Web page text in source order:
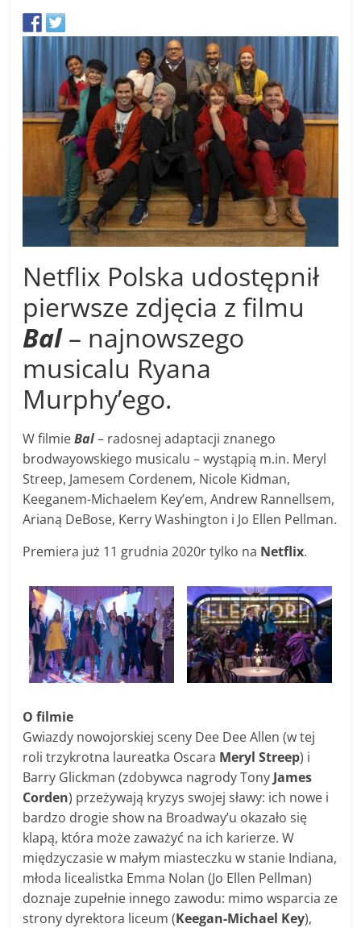
Netflix Polska udostępnił
pierwsze zdjęcia z filmu
Bal– najnowszego
musicalu Ryana
Murphy’ego.
W filmieBal– radosnej adaptacji znanego
brodwayowskiego musicalu – wystąpią m.in. Meryl
Streep, Jamesem Cordenem, Nicole Kidman,
Keeganem-Michaelem Key’em, Andrew Rannellsem,
Arianą DeBose, Kerry Washington i Jo Ellen Pellman.
Premiera już 11 grudnia 2020r tylko na Netflix.
O filmie
Gwiazdy nowojorskiej sceny Dee Dee Allen (w tej
roli trzykrotna laureatka Oscara Meryl Streep) i
Barry Glickman (zdobywca nagrody Tony James
Corden) przeżywają kryzys swojej sławy: ich nowe i
bardzo drogie show na Broadway’u okazało się
klapą, która może zaważyć na ich karierze. W
międzyczasie w małym miasteczku w stanie Indiana,
młoda licealistka Emma Nolan (Jo Ellen Pellman)
doznaje zupełnie innego zawodu: mimo wsparcia ze
strony dyrektora liceum (Keegan-Michael Key),